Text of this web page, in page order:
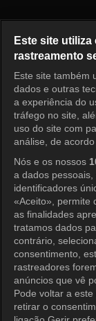
Este site
rastreamento
Este site também
dados e outras
a experiência do
tráfego no site,
uso do site com
análise, de
Nós e os nossos
a dados
identificadores
«Aceito», permite
as finalidades
tratamos dados
contrário,
consentimento,
rastreadores
anúncios que vê
Pode voltar a
retirar o